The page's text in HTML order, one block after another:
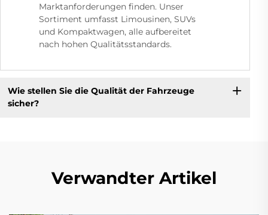
Marktanforderungen finden. Unser
Sortiment umfasst Limousinen, SUVs
und Kompaktwagen, alle aufbereitet
nach hohen Qualitätsstandards.
Wie stellen Sie die Qualität der Fahrzeuge
sicher?
Verwandter Artikel